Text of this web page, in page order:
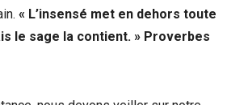
« L’insensé met en dehors toute
le sage la contient. » Proverbes